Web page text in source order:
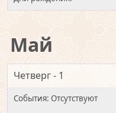
Май
Четверг - 1